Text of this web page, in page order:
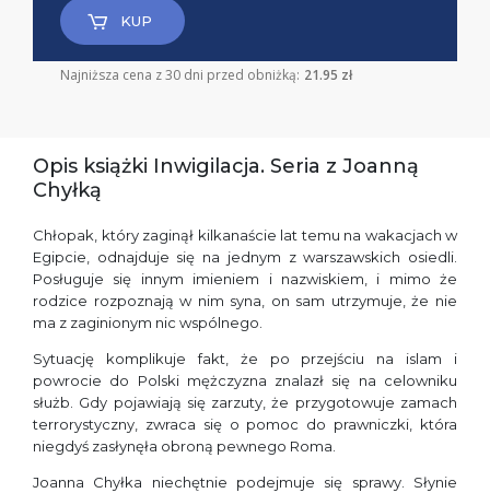
KUP
Najniższa cena z 30 dni przed obniżką: 21.95 zł
Opis książki Inwigilacja. Seria z Joanną
Chyłką
Chłopak, który zaginął kilkanaście lat temu na wakacjach w
Egipcie, odnajduje się na jednym z warszawskich osiedli.
Posługuje się innym imieniem i nazwiskiem, i mimo że
rodzice rozpoznają w nim syna, on sam utrzymuje, że nie
ma z zaginionym nic wspólnego.
Sytuację komplikuje fakt, że po przejściu na islam i
powrocie do Polski mężczyzna znalazł się na celowniku
służb. Gdy pojawiają się zarzuty, że przygotowuje zamach
terrorystyczny, zwraca się o pomoc do prawniczki, która
niegdyś zasłynęła obroną pewnego Roma.
Joanna Chyłka niechętnie podejmuje się sprawy. Słynie